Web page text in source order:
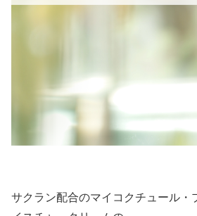
サクラン配合のマイコクチュール・